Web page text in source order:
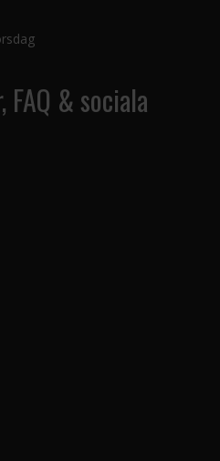
& sociala